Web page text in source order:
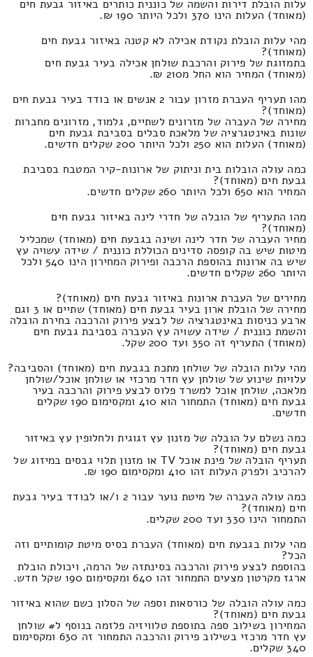
עלות הובלת דירות והשמה של כוננית כותרים באיזור גבעת חים
(מאוחד) העלות הינו 370 ולכל היותר 190 ₪.
מהי עלות הובלת נקודת אכילה לא קטנה באיזור גבעת חים
(מאוחד)?
בתמזוגת של פירוק והרכבת שולחן אכילה בעיר גבעת חים
(מאוחד) המחיר הוא החל מ210 ₪.
מהו תעריף העברת מזרון עבור 2 אנשים או בודד בעיר גבעת חים
(מאוחד)?
מחירה של העברה של מזרונים לשתיים, גלמוד, מזרונים מחברות
שונות באינטגרציה של מלאכת סבלים בסביבת גבעת חים
(מאוחד) העלות הוא 250 ולכל היותר 200 שקלים חדשים.
כמה עולה הובלות בית וניתוק של ארונות-קיר המטבח בסביבת
גבעת חים (מאוחד)?
המחיר הוא 650 ולכל היותר 260 שקלים חדשים.
מהו התעריף של הובלה של חדרי לינה באיזור גבעת חים
(מאוחד)?
מחיר העברה של חדר לינה ושינה בגבעת חים (מאוחד) שמכליל
מיטות שיש בה קופסה סדינים הכוללת כוננית / שידה עשויה עץ
שיש בה ארונות בהוספת הרכבה ופירוק המחירון הינו 540 ולכל
היותר 260 שקלים חדשים.
מחירים של העברת ארונות באיזור גבעת חים (מאוחד)?
מחירה של הובלת ארון בעיר גבעת חים (מאוחד) שתיים או 3 וגם
ארבע כניסות באינטגרציה של לבצע פירוק והרכבה בחירת הובלה
והשמת כוננית / שידה עשויה עץ העברה בסביבת גבעת חים
(מאוחד) התעריף זה 350 ועד 200 שקל.
מהי עלות הובלה של שולחן מתכת בגבעת חים (מאוחד) והסביבה?
עלויות שינוע של שולחן עץ חדר מרכזי או שולחן אוכל/שולחן
מלאכה, שולחן אוכל למשרד פלוס לבצע פירוק והרכבה בעיר
גבעת חים (מאוחד) התמחור הוא 410 ומקסימום 190 שקלים
חדשים.
כמה נשלם על הובלה של מזנון עץ זגוגית ולחלופין עץ באיזור
גבעת חים (מאוחד)?
תעריף הובלה של פינת אוכל TV או מזנון תלוי גבסים במיזוג של
להרכיב ולפרק העלות זהו 410 ומקסימום 190 ₪.
כמה עולה העברה של מיטת נוער עבור 2 ו/או לבודד בעיר גבעת
חים (מאוחד)?
התמחור הינו 330 ועד 200 שקלים.
מהי עלות בגבעת חים (מאוחד) העברת בסיס מיטת קומותיים וזה
הכל?
בהוספת לבצע פירוק והרכבה בסינתזה של הרמה, ויכולת הובלת
ארגז מקרטון מצעים התמחור זהו 640 ומקסימום 190 שקל חדש.
כמה עולה הובלה של כורסאות וספה של הסלון כשם שהוא באיזור
גבעת חים (מאוחד)?
המחירון בשילוב ספה בתוספת טלוויזיה פלזמה בנוסף ל# שולחן
עץ חדר מרכזי בשילוב פירוק והרכבה התמחור זה 630 ומקסימום
340 שקלים.